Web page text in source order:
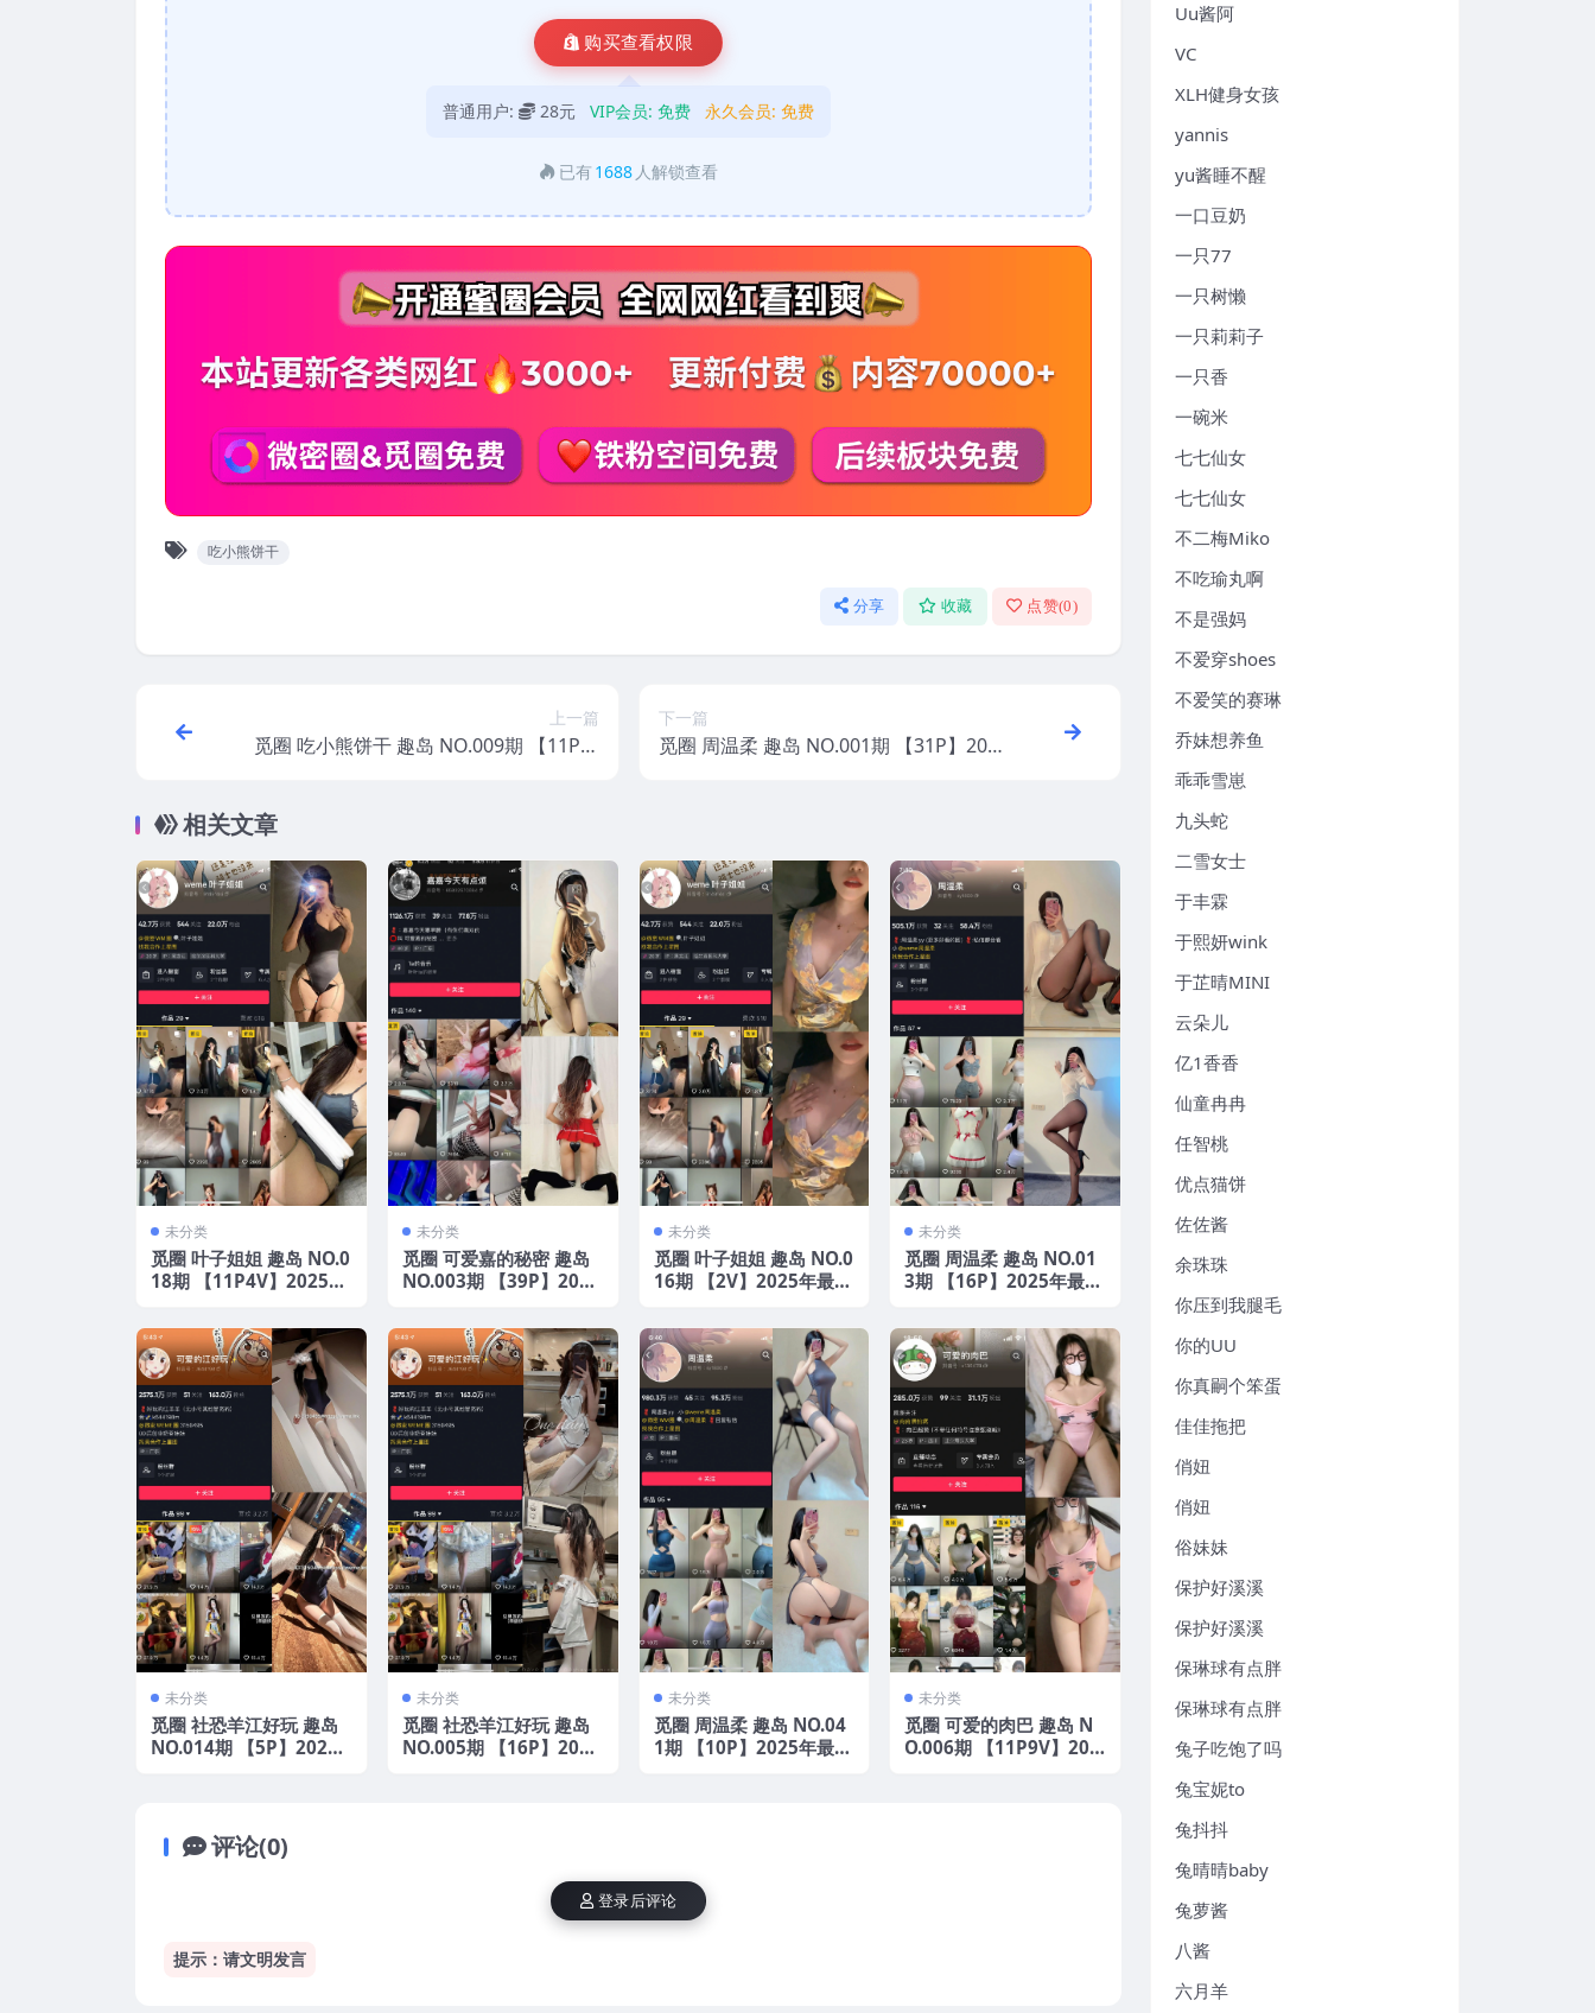
购买查看权限
普通用户: 28元 VIP会员: 免费 永久会员: 免费
已有 1688 人解锁查看
吃小熊饼干
分享 收藏 点赞(0)
上一篇
觅圈 吃小熊饼干 趣岛 NO.009期 【11P】
下一篇
觅圈 周温柔 趣岛 NO.001期 【31P】202
相关文章
未分类
觅圈 叶子姐姐 趣岛 NO.0
18期 【11P4V】2025年
未分类
觅圈 可爱嘉的秘密 趣岛
NO.003期 【39P】2025
未分类
觅圈 叶子姐姐 趣岛 NO.0
16期 【2V】2025年最新
未分类
觅圈 周温柔 趣岛 NO.01
3期 【16P】2025年最新
未分类
觅圈 社恐羊江好玩 趣岛
NO.014期 【5P】2025
未分类
觅圈 社恐羊江好玩 趣岛
NO.005期 【16P】2025
未分类
觅圈 周温柔 趣岛 NO.04
1期 【10P】2025年最新
未分类
觅圈 可爱的肉巴 趣岛 N
O.006期 【11P9V】202
评论(0)
提示：请文明发言
登录后评论
Uu酱阿
VC
XLH健身女孩
yannis
yu酱睡不醒
一口豆奶
一只77
一只树懒
一只莉莉子
一只香
一碗米
七七仙女
七七仙女
不二梅Miko
不吃瑜丸啊
不是强妈
不爱穿shoes
不爱笑的赛琳
乔妹想养鱼
乖乖雪崽
九头蛇
二雪女士
于丰霖
于熙妍wink
于芷晴MINI
云朵儿
亿1香香
仙童冉冉
任智桃
优点猫饼
佐佐酱
余珠珠
你压到我腿毛
你的UU
你真嗣个笨蛋
佳佳拖把
俏妞
俏妞
俗妹妹
保护好溪溪
保护好溪溪
保琳球有点胖
保琳球有点胖
兔子吃饱了吗
兔宝妮to
兔抖抖
兔晴晴baby
兔萝酱
八酱
六月羊